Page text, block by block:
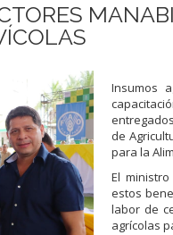
Insumos
de
para la
El
estos
labor de
agrícolas